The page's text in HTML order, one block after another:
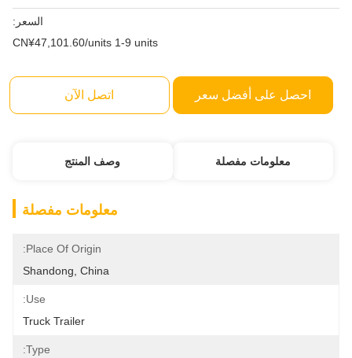
السعر:
CN¥47,101.60/units 1-9 units
احصل على أفضل سعر اتصل الآن
معلومات مفصلة وصف المنتج
معلومات مفصلة
Place Of Origin:
Shandong, China
Use:
Truck Trailer
Type: